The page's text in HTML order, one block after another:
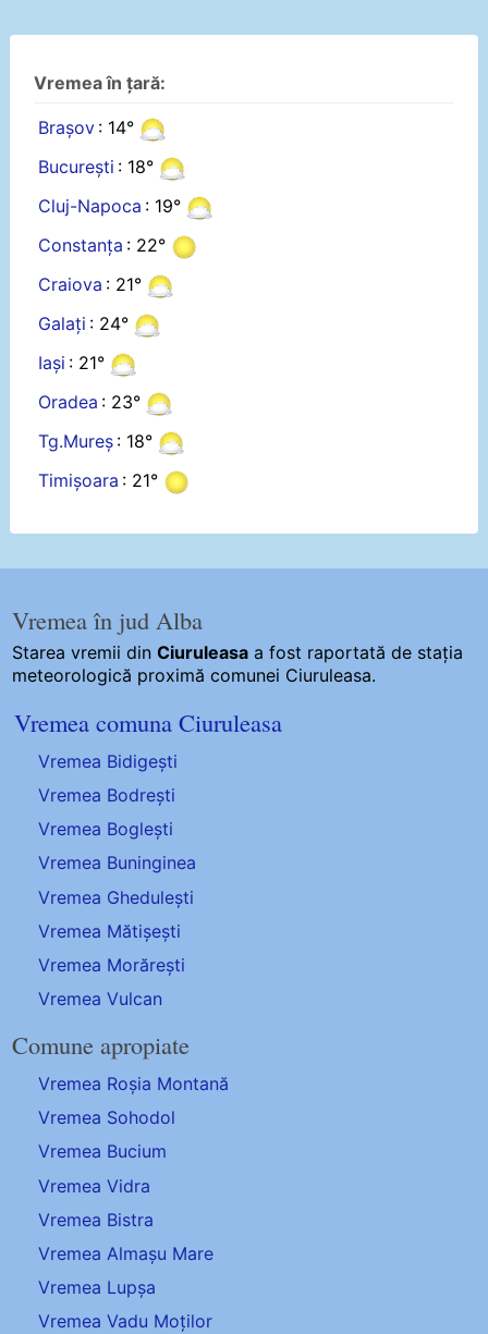
Vremea în țară:
Brașov : 14°
București : 18°
Cluj-Napoca : 19°
Constanța : 22°
Craiova : 21°
Galați : 24°
Iași : 21°
Oradea : 23°
Tg.Mureș : 18°
Timișoara : 21°
Vremea în jud Alba
Starea vremii dinCiuruleasa a fost raportată de stația
meteorologică proximă comunei Ciuruleasa.
Vremea comuna Ciuruleasa
Vremea Bidigești
Vremea Bodrești
Vremea Boglești
Vremea Buninginea
Vremea Ghedulești
Vremea Mătișești
Vremea Morărești
Vremea Vulcan
Comune apropiate
Vremea Roșia Montană
Vremea Sohodol
Vremea Bucium
Vremea Vidra
Vremea Bistra
Vremea Almașu Mare
Vremea Lupșa
Vremea Vadu Moților